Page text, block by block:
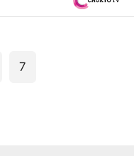
カット食べ放題『PS
7